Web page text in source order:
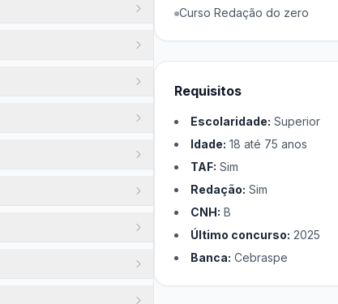
Curso Redação do zero
Requisitos
Escolaridade: Superior
Idade: 18 até 75 anos
TAF: Sim
Redação: Sim
CNH: B
Último concurso: 2025
Banca: Cebraspe